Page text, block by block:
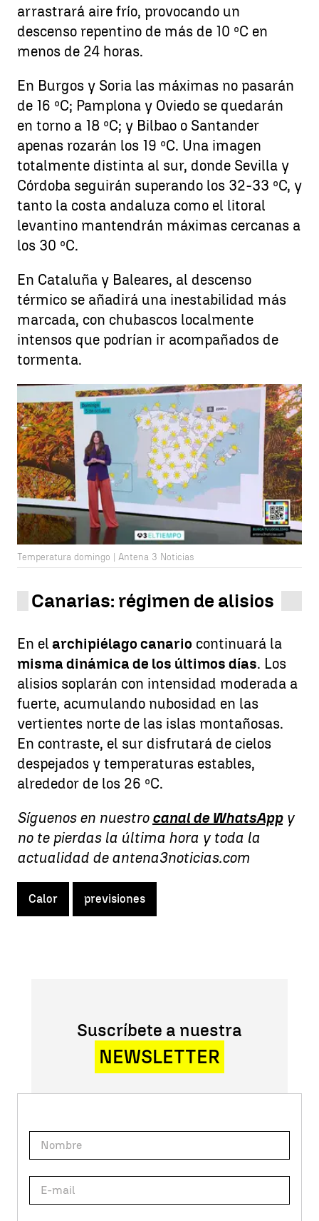
arrastrará aire frío, provocando un
descenso repentino de más de 10 ºC en
menos de 24 horas.
En Burgos y Soria las máximas no pasarán
de 16 ºC; Pamplona y Oviedo se quedarán
en torno a 18 ºC; y Bilbao o Santander
apenas rozarán los 19 ºC. Una imagen
totalmente distinta al sur, donde Sevilla y
Córdoba seguirán superando los 32-33 ºC, y
tanto la costa andaluza como el litoral
levantino mantendrán máximas cercanas a
los 30 ºC.
En Cataluña y Baleares, al descenso
térmico se añadirá una inestabilidad más
marcada, con chubascos localmente
intensos que podrían ir acompañados de
tormenta.
Temperatura domingo | Antena 3 Noticias
Canarias: régimen de alisios
En el archipiélago canario continuará la
misma dinámica de los últimos días. Los
alisios soplarán con intensidad moderada a
fuerte, acumulando nubosidad en las
vertientes norte de las islas montañosas.
En contraste, el sur disfrutará de cielos
despejados y temperaturas estables,
alrededor de los 26 ºC.
Síguenos en nuestro canal de WhatsAppy
no te pierdas la última hora y toda la
actualidad de antena3noticias.com
Calor previsiones
Suscríbete a nuestra
NEWSLETTER